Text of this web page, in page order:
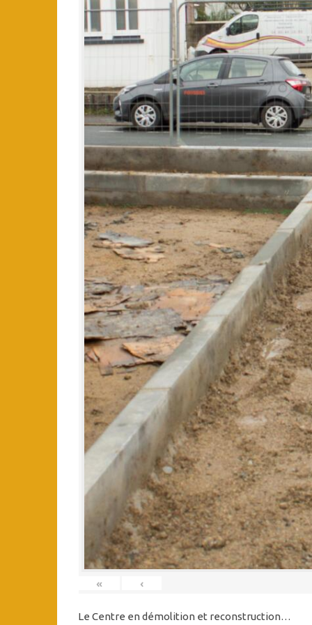
« ‹
Le Centre en démolition et reconstruction…